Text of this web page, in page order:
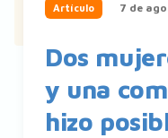
Artículo 7 de
Dos
y una
hizo